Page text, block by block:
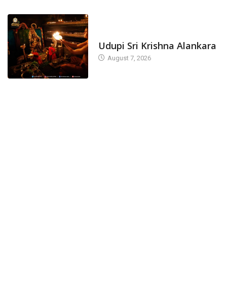
Udupi Sri Krishna Alankara
August 7, 2026